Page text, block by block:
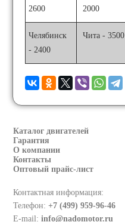
2600
2000
Челябинск
- 2400
Чита - 3500
Каталог двигателей
Гарантия
О компании
Контакты
Оптовый прайс-лист
Контактная информация:
Телефон:+7 (499) 959-96-46
E-mail:info@nadomotor.ru